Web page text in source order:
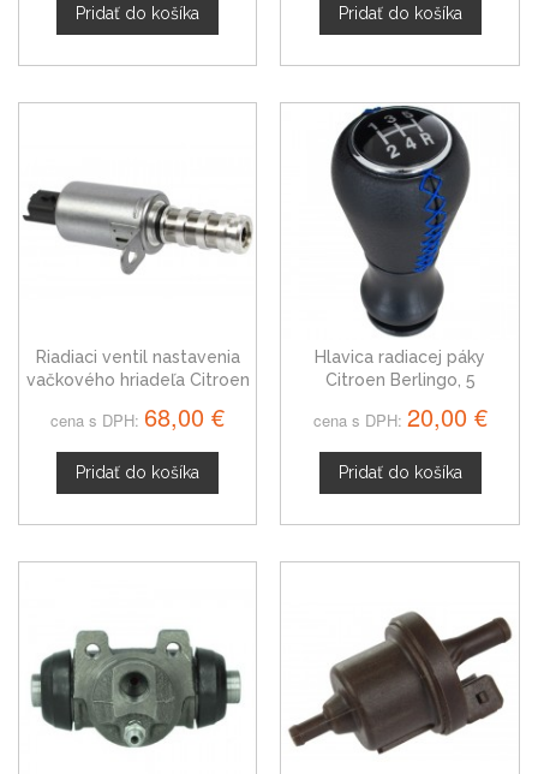
Pridať do košíka
Berlingo 6239P3
Pridať do košíka
Riadiaci ventil nastavenia
vačkového hriadeľa Citroen
cena s DPH: 68,00 €
Pridať do košíka
Hlavica radiacej páky
Citroen Berlingo, 5
cena s DPH: 20,00 €
Pridať do košíka